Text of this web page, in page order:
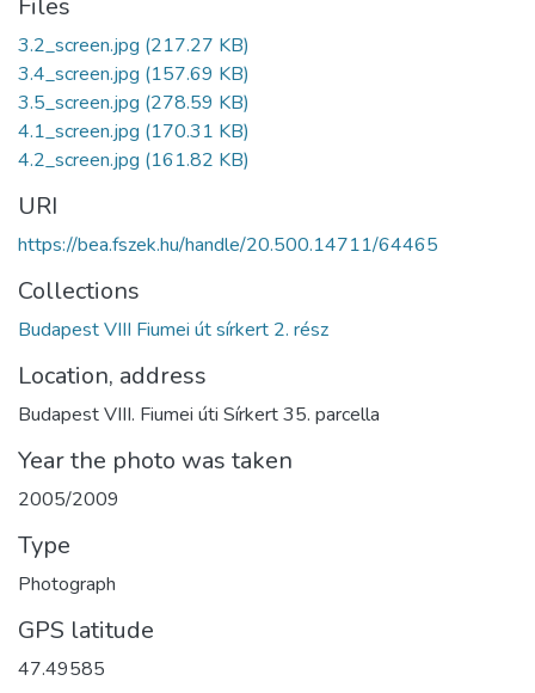
Files
3.2_screen.jpg (217.27 KB)
3.4_screen.jpg (157.69 KB)
3.5_screen.jpg (278.59 KB)
4.1_screen.jpg (170.31 KB)
4.2_screen.jpg (161.82 KB)
URI
https://bea.fszek.hu/handle/20.500.14711/64465
Collections
Budapest VIII Fiumei út sírkert 2. rész
Location, address
Budapest VIII. Fiumei úti Sírkert 35. parcella
Year the photo was taken
2005/2009
Type
Photograph
GPS latitude
47.49585